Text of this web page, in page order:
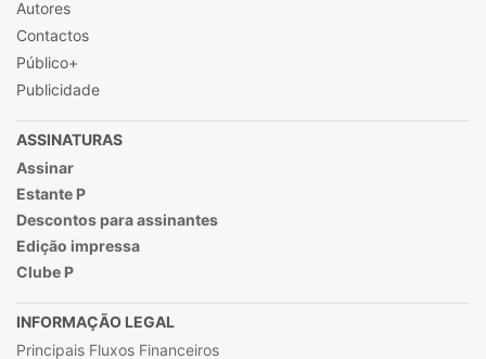
Autores
Contactos
Público+
Publicidade
ASSINATURAS
Assinar
Estante P
Descontos para assinantes
Edição impressa
Clube P
INFORMAÇÃO LEGAL
Principais Fluxos Financeiros